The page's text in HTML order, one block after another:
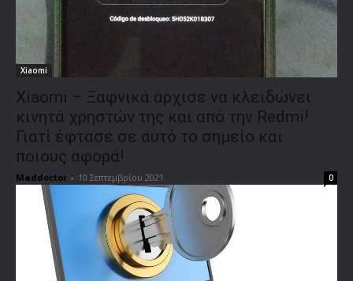
Xiaomi
Xiaomi – Ξαφνικά άρχισε να κλειδώνει
κινητά χρηστών της και από την Redmi!
Γιατί έφτασε σε αυτό το σημείο και
ποιους αφορά!
Maddoctor - 10 Σεπτεμβρίου 2021 0